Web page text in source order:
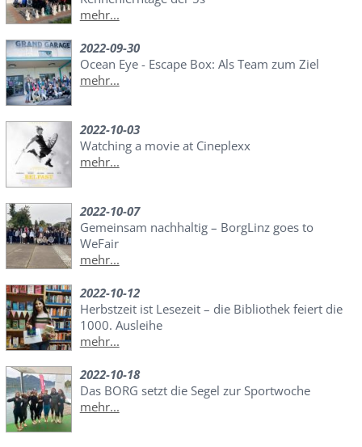
mehr...
2022-09-30
Ocean Eye - Escape Box: Als Team zum Ziel
mehr...
2022-10-03
Watching a movie at Cineplexx
mehr...
2022-10-07
Gemeinsam nachhaltig – BorgLinz goes to
WeFair
mehr...
2022-10-12
Herbstzeit ist Lesezeit – die Bibliothek feiert die
1000. Ausleihe
mehr...
2022-10-18
Das BORG setzt die Segel zur Sportwoche
mehr...